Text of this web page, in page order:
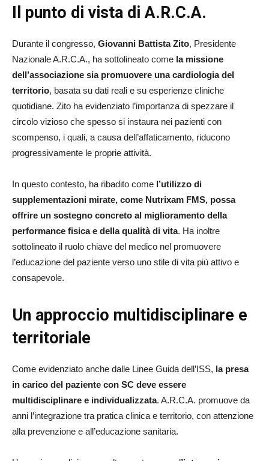
Il punto di vista di A.R.C.A.
Durante il congresso, Giovanni Battista Zito, Presidente
Nazionale A.R.C.A., ha sottolineato come la missione
dell’associazione sia promuovere una cardiologia del
territorio, basata su dati reali e su esperienze cliniche
quotidiane. Zito ha evidenziato l’importanza di spezzare il
circolo vizioso che spesso si instaura nei pazienti con
scompenso, i quali, a causa dell’affaticamento, riducono
progressivamente le proprie attività.
In questo contesto, ha ribadito come l’utilizzo di
supplementazioni mirate, come Nutrixam FMS, possa
offrire un sostegno concreto al miglioramento della
performance fisica e della qualità di vita. Ha inoltre
sottolineato il ruolo chiave del medico nel promuovere
l’educazione del paziente verso uno stile di vita più attivo e
consapevole.
Un approccio multidisciplinare e
territoriale
Come evidenziato anche dalle Linee Guida dell’ISS, la presa
in carico del paziente con SC deve essere
multidisciplinare e individualizzata. A.R.C.A. promuove da
anni l’integrazione tra pratica clinica e territorio, con attenzione
alla prevenzione e all’educazione sanitaria.